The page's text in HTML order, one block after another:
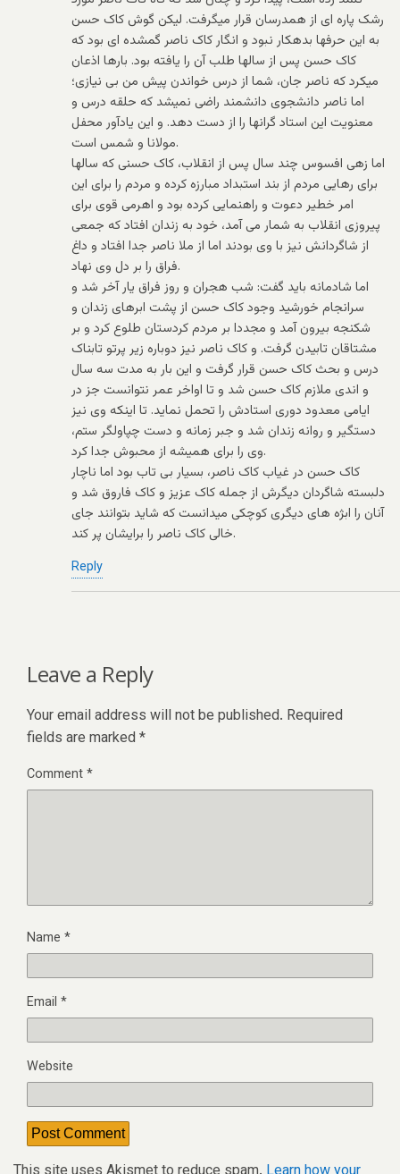
رشک پاره ای از همدرسان قرار میگرفت. لیکن گوش کاک حسن
به این حرفها بدهکار نبود و انگار کاک ناصر گمشده ای بود که
کاک حسن پس از سالها طلب آن را یافته بود. بارها اذعان
میکرد که ناصر جان، شما از درس خواندن پیش من بی نیازی؛
اما ناصر دانشجوی دانشمند راضی نمیشد که حلقه درس و
معنویت این استاد گرانها را از دست دهد. و این یادآور محفل
مولانا و شمس است.
اما زهی افسوس چند سال پس از انقلاب، کاک حسنی که سالها
برای رهایی مردم از بند استبداد مبارزه کرده و مردم را برای این
امر خطیر دعوت و راهنمایی کرده بود و اهرمی قوی برای
پیروزی انقلاب به شمار می آمد، خود به زندان افتاد که جمعی
از شاگردانش نیز با وی بودند اما از ملا ناصر جدا افتاد و داغ
فراق را بر دل وی نهاد.
اما شادمانه باید گفت: شب هجران و روز فراق یار آخر شد و
سرانجام خورشید وجود کاک حسن از پشت ابرهای زندان و
شکنجه بیرون آمد و مجددا بر مردم کردستان طلوع کرد و بر
مشتاقان تابیدن گرفت. و کاک ناصر نیز دوباره زیر پرتو تابناک
درس و بحث کاک حسن قرار گرفت و این بار به مدت سه سال
و اندی ملازم کاک حسن شد و تا اواخر عمر نتوانست جز در
ایامی معدود دوری استادش را تحمل نماید. تا اینکه وی نیز
دستگیر و روانه زندان شد و جبر زمانه و دست چپاولگر ستم،
وی را برای همیشه از محبوش جدا کرد.
کاک حسن در غیاب کاک ناصر، بسیار بی تاب بود اما ناچار
دلبسته شاگردان دیگرش از جمله کاک عزیز و کاک فاروق شد و
آنان را ابژه های دیگری کوچکی میدانست که شاید بتوانند جای
خالی کاک ناصر را برایشان پر کند.
Reply
Leave a Reply
Your email address will not be published. Required
fields are marked *
Comment*
Name *
Email *
Website